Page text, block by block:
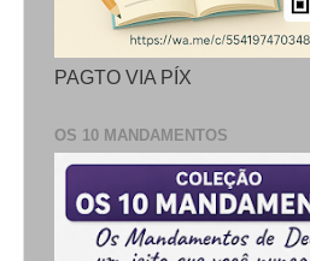
PAGTO VIA PÍX
OS 10 MANDAMENTOS